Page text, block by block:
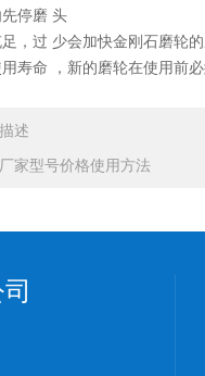
停磨 头
，过 少会加快金刚石磨轮
寿命 ，新的磨轮在使用前
述
家型号价格使用方法